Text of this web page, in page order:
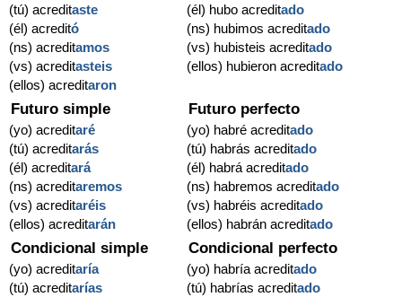
(tú) acreditaste
(él) acreditó
(ns) acreditamos
(vs) acreditasteis
(ellos) acreditaron
(él) hubo acreditado
(ns) hubimos acreditado
(vs) hubisteis acreditado
(ellos) hubieron acreditado
Futuro simple
(yo) acreditaré
(tú) acreditarás
(él) acreditará
(ns) acreditaremos
(vs) acreditaréis
(ellos) acreditarán
Futuro perfecto
(yo) habré acreditado
(tú) habrás acreditado
(él) habrá acreditado
(ns) habremos acreditado
(vs) habréis acreditado
(ellos) habrán acreditado
Condicional simple
(yo) acreditaría
(tú) acreditarías
Condicional perfecto
(yo) habría acreditado
(tú) habrías acreditado